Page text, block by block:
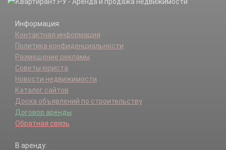
Информация:
Контактная информация
Политика конфиденциальности
Размещение рекламы
Советы юриста
Новости недвижимости
Каталог сайтов
Доска объявлений по строительству
Договор аренды
Обратная связь
В аренду: